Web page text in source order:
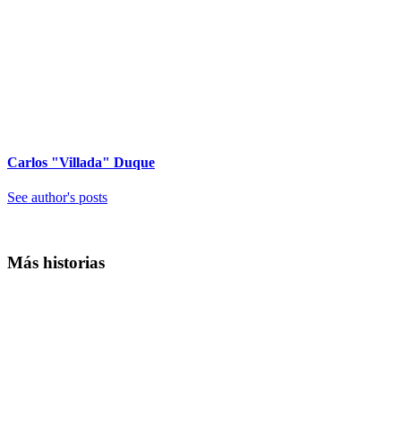
Carlos "Villada" Duque
See author's posts
Más historias